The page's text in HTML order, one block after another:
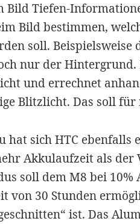
Bild Tiefen-
Bild bestimmen,
soll. Beispielsweise
nur der Hintergrund.
und errechnet
Blitzlicht. Das soll
hat sich HTC ebenfalls
Akkulaufzeit als der
soll dem M8 bei 10%
von 30 Stunden
ist. Das